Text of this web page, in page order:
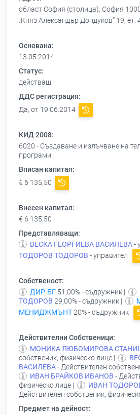
област София (столица), София
„Княз Александър Дондуков“ 19, ет.
Основана:
13.05.2014
Статус:
действащ
ДДС регистрация:
Да, от 19.06.2014
КИД 2008:
6020 - Създаване и излъчване на
програми
Вписан капитал:
€ 6 135,50
Внесен капитал:
€ 6 135,50
Представляващи:
ВЕСКА ГЕОРГИЕВА ВАСИЛЕВА-
ТОДОРОВ ТОДОРОВ - управител
Собственост:
ДИР.БГ 51,00% - съдружник |
ТОДОРОВ 29,00% - съдружник |
МЕНИДЖМЪНТ20% - съдружник
Действителни Собственици:
МОНИКА ЛЮБОМИРОВА
собственик, физическо лице |
ВАСИЛЕВА- Действителен
ИВАН БРАЙКОВ ИВАНОВ -
физическо лице |
ИВАН
Действителен собственик,
Предмет на дейност: